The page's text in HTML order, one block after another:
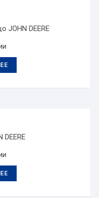
JOHN DEERE
DEERE